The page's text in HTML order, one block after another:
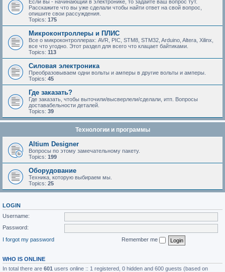
Если вы - начинающий в электронике, то задайте ваш вопрос тут.
Расскажите что вы уже сделали чтобы найти ответ на свой вопрос,
опишите свои рассуждения.
Topics: 175
Микроконтроллеры и ПЛИС
Все о микроконтроллерах: AVR, PIC, STM8, STM32, Arduino, Altera, Xilinx,
все что угодно. Этот раздел для всего что клацает байтиками.
Topics: 113
Силовая электроника
Преобразовываем одни вольты и амперы в другие вольты и амперы.
Topics: 45
Где заказать?
Где заказать, чтобы выточили/высверлели/сделали, итп. Вопросы
доставабельности деталей.
Topics: 39
Технологии и программы
Altium Designer
Вопросы по этому замечательному пакету.
Topics: 199
Оборудование
Техника, которую выбираем мы.
Topics: 25
LOGIN
Username:
Password:
I forgot my password
Remember me
WHO IS ONLINE
In total there are 601 users online :: 1 registered, 0 hidden and 600 guests (based on